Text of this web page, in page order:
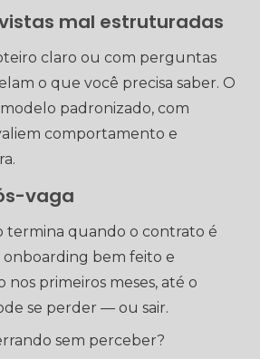
mal estruturadas
claro ou com perguntas
o que você precisa saber. O
padronizado, com
comportamento e
vaga
termina quando o contrato é
onboarding bem feito e
primeiros meses, até o
se perder — ou sair.
sem perceber?